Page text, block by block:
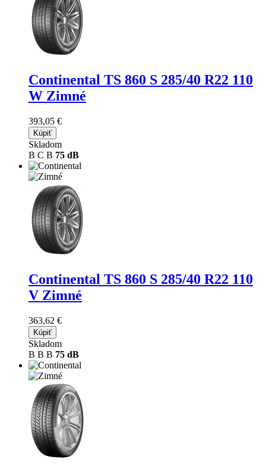
Continental TS 860 S 285/40 R22 110
W Zimné
393,05 €
Kúpiť
Skladom
B C B 75 dB
Continental TS 860 S 285/40 R22 110
V Zimné
363,62 €
Kúpiť
Skladom
B B B 75 dB